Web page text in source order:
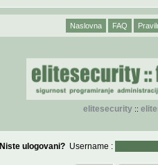
Naslovna FAQ
elitesecurity::
Niste ulogovani?Username :